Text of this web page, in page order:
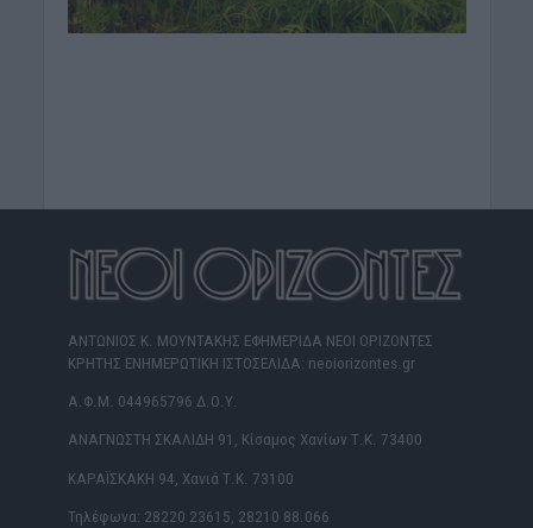
ΑΝΤΩΝΙΟΣ Κ. ΜΟΥΝΤΑΚΗΣ ΕΦΗΜΕΡΙΔΑ ΝΕΟΙ ΟΡΙΖΟΝΤΕΣ
ΚΡΗΤΗΣ ΕΝΗΜΕΡΩΤΙΚΗ ΙΣΤΟΣΕΛΙΔΑ: neoiorizontes.gr
Α.Φ.Μ. 044965796 Δ.Ο.Υ.
ΑΝΑΓΝΩΣΤΗ ΣΚΑΛΙΔΗ 91, Κίσαμος Χανίων Τ.Κ. 73400
ΚΑΡΑΪΣΚΑΚΗ 94, Χανιά Τ.Κ. 73100
Τηλέφωνα: 28220 23615, 28210 88.066